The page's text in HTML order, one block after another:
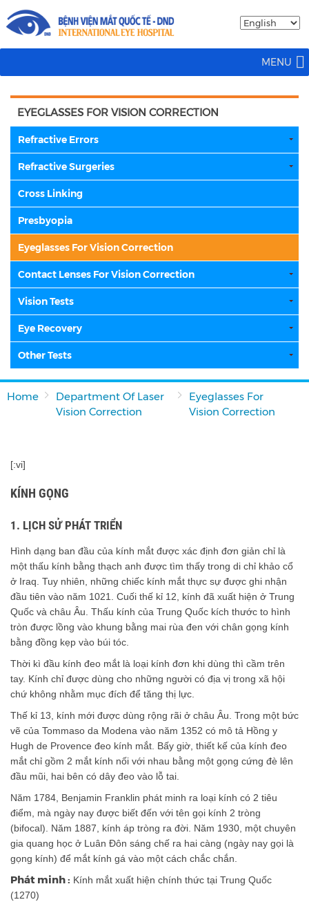
MENU
EYEGLASSES FOR VISION CORRECTION
Refractive Errors
Refractive Surgeries
Cross Linking
Presbyopia
Eyeglasses For Vision Correction
Contact Lenses For Vision Correction
Vision Tests
Eye Recovery
Other Tests
Home
Department Of Laser
Vision Correction
Eyeglasses For
Vision Correction
[:vi]
KÍNH GỌNG
1. LỊCH SỬ PHÁT TRIỂN
Hình dạng ban đầu của kính mắt được xác định đơn giản chỉ là
một thấu kính bằng thạch anh được tìm thấy trong di chỉ khảo cổ
ở Iraq. Tuy nhiên, những chiếc kính mắt thực sự được ghi nhận
đầu tiên vào năm 1021. Cuối thế kỉ 12, kính đã xuất hiện ở Trung
Quốc và châu Âu. Thấu kính của Trung Quốc kích thước to hình
tròn được lồng vào khung bằng mai rùa đen với chân gọng kính
bằng đồng kẹp vào búi tóc.
Thời kì đầu kính đeo mắt là loại kính đơn khi dùng thì cầm trên
tay. Kính chỉ được dùng cho những người có địa vị trong xã hội
chứ không nhằm mục đích để tăng thị lực.
Thế kỉ 13, kính mới được dùng rộng rãi ở châu Âu. Trong một bức
vẽ của Tommaso da Modena vào năm 1352 có mô tả Hồng y
Hugh de Provence đeo kính mắt. Bấy giờ, thiết kế của kính đeo
mắt chỉ gồm 2 mắt kính nối với nhau bằng một gọng cứng đè lên
đầu mũi, hai bên có dây đeo vào lỗ tai.
Năm 1784, Benjamin Franklin phát minh ra loại kính có 2 tiêu
điểm, mà ngày nay được biết đến với tên gọi kính 2 tròng
(bifocal). Năm 1887, kính áp tròng ra đời. Năm 1930, một chuyên
gia quang học ở Luân Đôn sáng chế ra hai càng (ngày nay gọi là
gọng kính) để mắt kính gá vào một cách chắc chắn.
Phát minh : Kính mắt xuất hiện chính thức tại Trung Quốc
(1270)